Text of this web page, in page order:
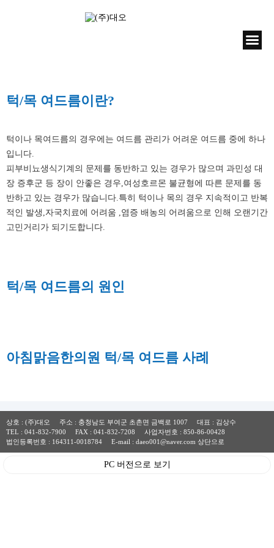
턱/목 여드름이란?
턱이나 목여드름의 경우에는 여드름 관리가 어려운 여드름 중에 하나
입니다.
피부비뇨생식기계의 문제를 동반하고 있는 경우가 많으며 과민성 대
장 증후군 등 장이 안좋은 경우,여성호르몬 불균형에 따른 문제를 동
반하고 있는 경우가 많습니다.특히 턱이나 목의 경우 지속적이고 반복
적인 발생,자국치료에 어려움 ,염증 배농의 어려움으로 인해 오랜기간
고민거리가 되기도합니다.
턱/목 여드름의 원인
아침맑음한의원 턱/목 여드름 사례
상호 : (주)대오 주소 : 충청남도 부여군 초촌면 금백로 1007 대표 : 김상수
TEL : 041-832-7900 FAX : 041-832-7208 사업자번호 : 850-86-00428
법인등록번호 : 164311-0018784 E-mail : daeo001@naver.com 상단으로
PC 버전으로 보기